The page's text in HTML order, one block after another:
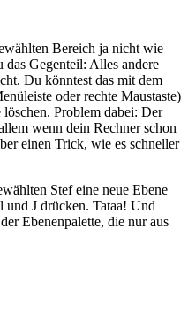
Bereich ja nicht wie
Gegenteil: Alles andere
Du könntest das mit dem
oder rechte Maustaste)
Problem dabei: Der
wenn dein Rechner schon
einen Trick, wie es schneller
Stef eine neue Ebene
J drücken. Tataa! Und
Ebenenpalette, die nur aus